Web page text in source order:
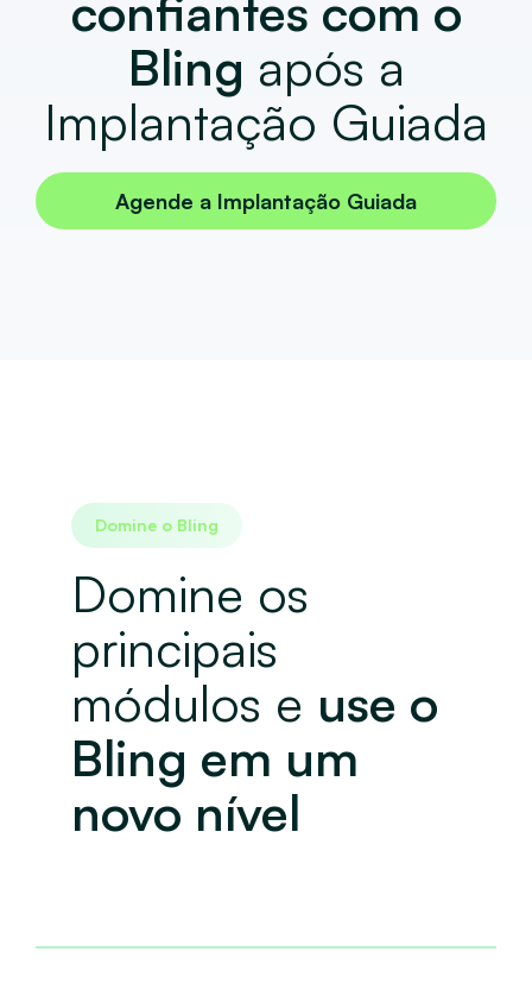
Bling após a
Implantação Guiada
Agende a Implantação Guiada
Domine o Bling
Domine os
principais
módulos e use o
Bling em um
novo nível